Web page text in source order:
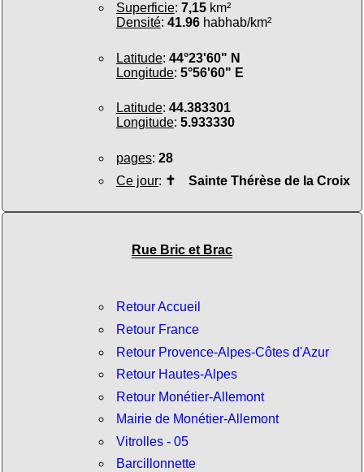
Superficie: 7,15km²
Densité: 41.96habhab/km²
Latitude: 44°23'60" N
Longitude: 5°56'60" E
Latitude: 44.383301
Longitude: 5.933330
pages: 28
Ce jour: ✝ Sainte Thérèse de la Croix
Rue Bric et Brac
Retour Accueil
Retour France
Retour Provence-Alpes-Côtes d'Azur
Retour Hautes-Alpes
Retour Monétier-Allemont
Mairie de Monétier-Allemont
Vitrolles - 05
Barcillonnette